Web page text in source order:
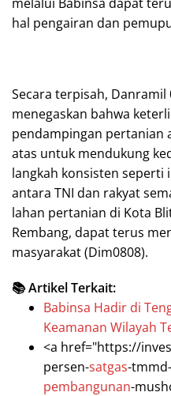
hal pengairan dan
Secara terpisah, Danramil
menegaskan bahwa
pendampingan pertanian
atas untuk mendukung
langkah konsisten seperti
antara TNI dan rakyat
lahan pertanian di Kota
Rembang, dapat terus
masyarakat (Dim0808).
📚 Artikel Terkait:
Babinsa Hadir di
Keamanan Wilayah
<a href="https://
persen-satgas-
pembangunan-